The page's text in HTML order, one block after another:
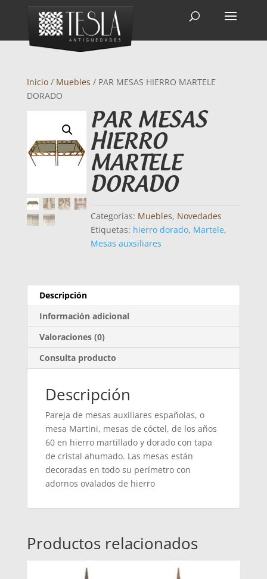
Inicio/ Muebles / PAR MESAS HIERRO MARTELE
DORADO
PAR MESAS
HIERRO
MARTELE
DORADO
Categorías: Muebles, Novedades
Etiquetas: hierro dorado, Martele,
Mesas auxsiliares
Descripción
Información adicional
Valoraciones (0)
Consulta producto
Descripción
Pareja de mesas auxiliares españolas, o
mesa Martini, mesas de cóctel, de los años
60 en hierro martillado y dorado con tapa
de cristal ahumado. Las mesas están
decoradas en todo su perímetro con
adornos ovalados de hierro
Productos relacionados